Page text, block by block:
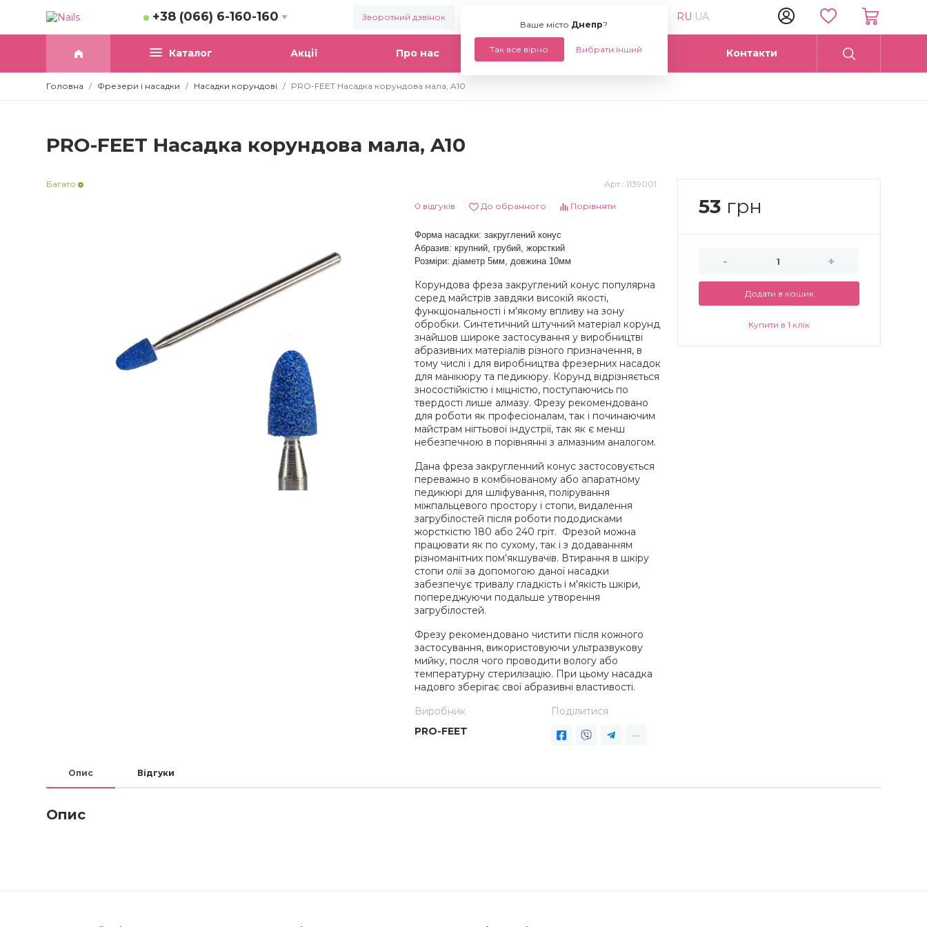
+38 (066) 6-160-160 Зворотний дзвінок
Ваше місто Днепр?
Так все вірно Вибрати інший
RU UA
Каталог Акції Про нас Статті Опт Контакти
Головна Фрезери і насадки Насадки корундові PRO-FEET Насадка корундова мала, A10
PRO-FEET Насадка корундова мала, A10
Багато Арт.: 1139001
0 відгуків До обранного Порівняти
Форма насадки: закруглений конус
Абразив: крупний, грубий, жорсткий
Розміри: діаметр 5мм, довжина 10мм
Корундова фреза закруглений конус популярна
серед майстрів завдяки високій якості,
функціональності і м'якому впливу на зону
обробки. Синтетичний штучний матеріал корунд
знайшов широке застосування у виробництві
абразивних матеріалів різного призначення, в
тому числі і для виробництва фрезерних насадок
для манікюру та педикюру. Корунд відрізняється
зносостійкістю і міцністю, поступаючись по
твердості лише алмазу. Фрезу рекомендовано
для роботи як професіоналам, так і починаючим
майстрам нігтьової індустрії, так як є менш
небезпечною в порівнянні з алмазним аналогом.
Дана фреза закругленний конус застосовується
переважно в комбінованому або апаратному
педикюрі для шліфування, полірування
міжпальцевого простору і стопи, видалення
загрубілостей після роботи пододисками
жорсткістю 180 або 240 гріт. Фрезой можна
працювати як по сухому, так і з додаванням
різноманітних пом'якшувачів. Втирання в шкіру
стопи олії за допомогою даної насадки
забезпечує тривалу гладкість і м'якість шкіри,
попереджуючи подальше утворення
загрубілостей.
Фрезу рекомендовано чистити після кожного
застосування, використовуючи ультразвукову
мийку, посля чого проводити вологу або
температурну стерилізацію. При цьому насадка
надовго зберігає свої абразивні властивості.
Виробник
PRO-FEET
Поділитися
53 грн
- +
Додати в кошик
Купити в 1 клік
Опис Відгуки
Опис